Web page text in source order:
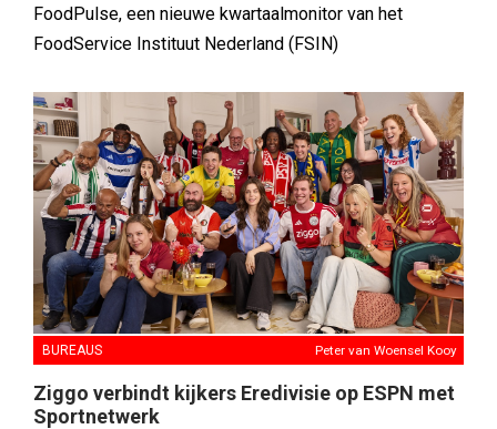
FoodPulse, een nieuwe kwartaalmonitor van het
FoodService Instituut Nederland (FSIN)
BUREAUS Peter van Woensel Kooy
Ziggo verbindt kijkers Eredivisie op ESPN met
Sportnetwerk